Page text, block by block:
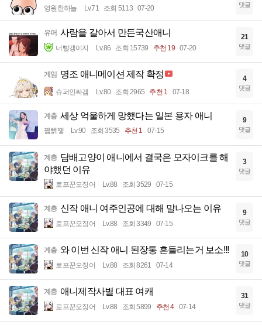
영원한하늘 Lv.71 조회 5113 07-20 댓글
유머 사람을 갈아서 만든국산애니
너빨갱이지 Lv.86 조회 15739 추천 19 07-20
21
댓글
게임 명조 애니메이션 제작 확정
슈퍼인싸겜 Lv.80 조회 2965 추천 1 07-18
4
댓글
계층 세상 억울하게 망했다는 일본 용자 애니
꿻뻵뗗 Lv.90 조회 3535 추천 1 07-15
9
댓글
계층 담배고양이 애니에서 결국은 모자이크를 해
야했던 이유
로프꾼오징어 Lv.88 조회 3529 07-15
3
댓글
계층 신작 애니 여주인공에 대해 말나오는 이유
로프꾼오징어 Lv.88 조회 3349 07-15
9
댓글
계층 와 이번 신작 애니 된장통 흔들리는거 보소!!!
로프꾼오징어 Lv.88 조회 8261 07-14
10
댓글
계층 애니제작사별 대표 여캐
로프꾼오징어 Lv.88 조회 5899 추천 4 07-14
31
댓글